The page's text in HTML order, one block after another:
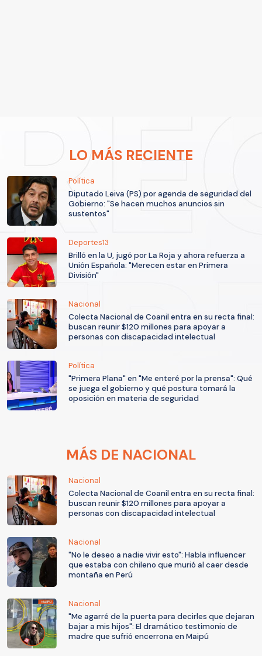
LO MÁS RECIENTE
Política
Diputado Leiva (PS) por agenda de seguridad del
Gobierno: "Se hacen muchos anuncios sin
sustentos"
Deportes13
Brilló en la U, jugó por La Roja y ahora refuerza a
Unión Española: "Merecen estar en Primera
División"
Nacional
Colecta Nacional de Coanil entra en su recta final:
buscan reunir $120 millones para apoyar a
personas con discapacidad intelectual
Política
"Primera Plana" en "Me enteré por la prensa": Qué
se juega el gobierno y qué postura tomará la
oposición en materia de seguridad
MÁS DE NACIONAL
Nacional
Colecta Nacional de Coanil entra en su recta final:
buscan reunir $120 millones para apoyar a
personas con discapacidad intelectual
Nacional
"No le deseo a nadie vivir esto": Habla influencer
que estaba con chileno que murió al caer desde
montaña en Perú
Nacional
"Me agarré de la puerta para decirles que dejaran
bajar a mis hijos": El dramático testimonio de
madre que sufrió encerrona en Maipú